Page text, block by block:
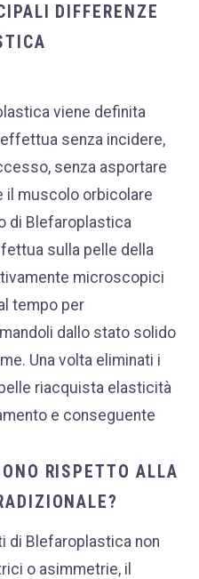
DIFFERENZE
viene definita
senza incidere,
senza asportare
il muscolo orbicolare
sulla pelle della
microscopici
tempo per
dallo stato solido
Una volta eliminati i
riacquista elasticità
e conseguente
RISPETTO ALLA
di Blefaroplastica non
o asimmetrie, il